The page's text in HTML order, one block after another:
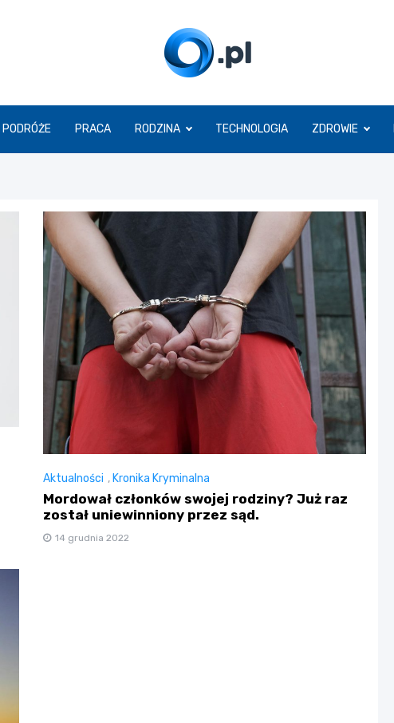
O.pl
PODRÓŻE PRACA RODZINA TECHNOLOGIA ZDROWIE
Aktualności ,Kronika Kryminalna
Mordował członków swojej rodziny? Już raz
został uniewinniony przez sąd.
14 grudnia 2022